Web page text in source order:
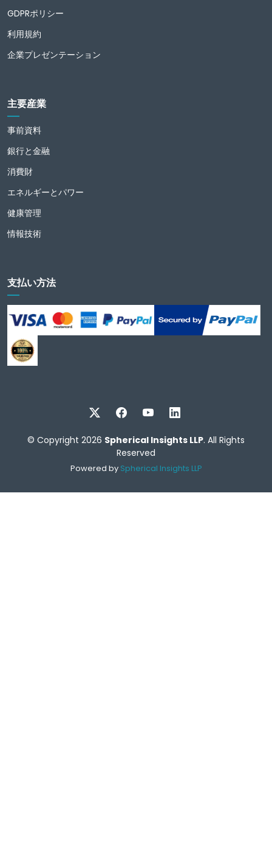
GDPRポリシー
利用規約
企業プレゼンテーション
主要産業
事前資料
銀行と金融
消費財
エネルギーとパワー
健康管理
情報技術
支払い方法
© Copyright 2026 Spherical Insights LLP. All Rights
Reserved
Powered by Spherical Insights LLP